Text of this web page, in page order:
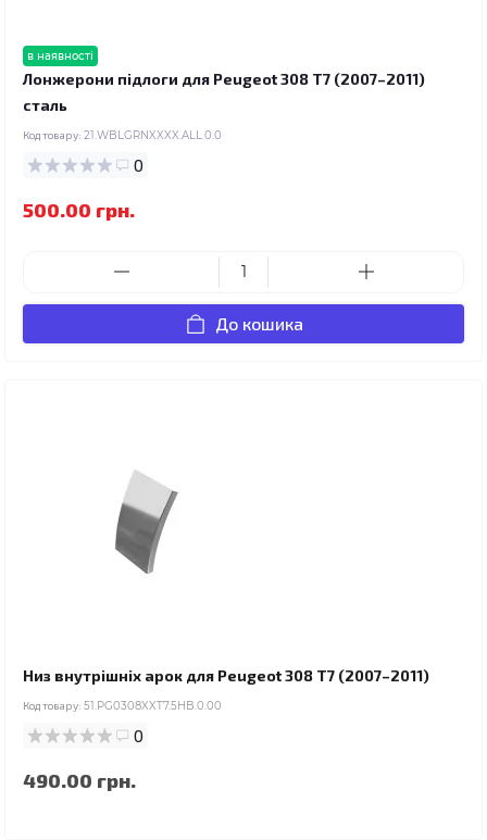
в наявності
Лонжерони підлоги для Peugeot 308 T7 (2007–2011)
сталь
Код товару: 21.WBLGRNXXXX.ALL.0.0
0
500.00 грн.
До кошика
Низ внутрішніх арок для Peugeot 308 T7 (2007–2011)
Код товару: 51.PG0308XXT7.5HB.0.00
0
490.00 грн.